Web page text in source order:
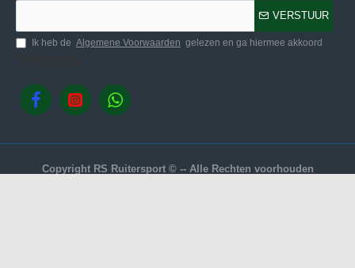
VERSTUUR
Ik heb de Algemene Voorwaarden gelezen en ga hiermee akkoord
Copyright RS Ruitersport © -- Alle Rechten voorhouden